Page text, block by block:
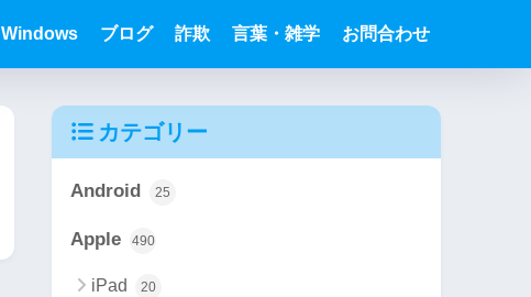
Windows ブログ 詐欺 言葉・雑学 お問合わせ
カテゴリー
Android 25
Apple 490
iPad 20